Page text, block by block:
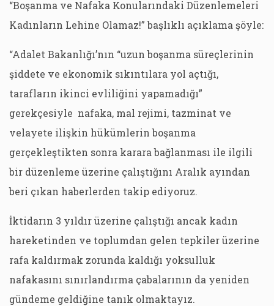
“Boşanma ve Nafaka Konularındaki Düzenlemeleri
Kadınların Lehine Olamaz!” başlıklı açıklama şöyle:
“Adalet Bakanlığı’nın “uzun boşanma süreçlerinin
şiddete ve ekonomik sıkıntılara yol açtığı,
tarafların ikinci evliliğini yapamadığı”
gerekçesiyle nafaka, mal rejimi, tazminat ve
velayete ilişkin hükümlerin boşanma
gerçekleştikten sonra karara bağlanması ile ilgili
bir düzenleme üzerine çalıştığını Aralık ayından
beri çıkan haberlerden takip ediyoruz.
İktidarın 3 yıldır üzerine çalıştığı ancak kadın
hareketinden ve toplumdan gelen tepkiler üzerine
rafa kaldırmak zorunda kaldığı yoksulluk
nafakasını sınırlandırma çabalarının da yeniden
gündeme geldiğine tanık olmaktayız.